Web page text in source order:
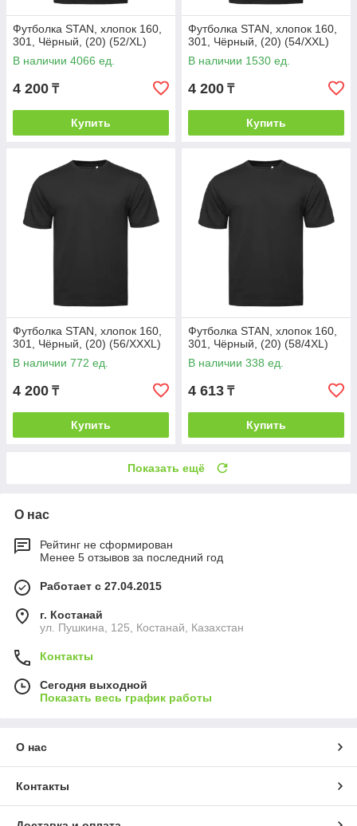
Футболка STAN, хлопок 160,
301, Чёрный, (20) (52/XL)
В наличии 4066 ед.
4 200 ₸
Купить
Футболка STAN, хлопок 160,
301, Чёрный, (20) (54/XXL)
В наличии 1530 ед.
4 200 ₸
Купить
Футболка STAN, хлопок 160,
301, Чёрный, (20) (56/XXXL)
В наличии 772 ед.
4 200 ₸
Купить
Футболка STAN, хлопок 160,
301, Чёрный, (20) (58/4XL)
В наличии 338 ед.
4 613 ₸
Купить
Показать ещё
О нас
Рейтинг не сформирован
Менее 5 отзывов за последний год
Работает с 27.04.2015
г. Костанай
ул. Пушкина, 125, Костанай, Казахстан
Контакты
Сегодня выходной
Показать весь график работы
О нас
Контакты